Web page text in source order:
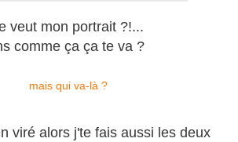
veut mon portrait ?!...
comme ça ça te va ?
viré alors j'te fais aussi les deux